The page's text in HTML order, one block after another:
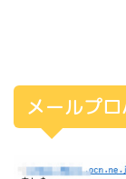
メールプ